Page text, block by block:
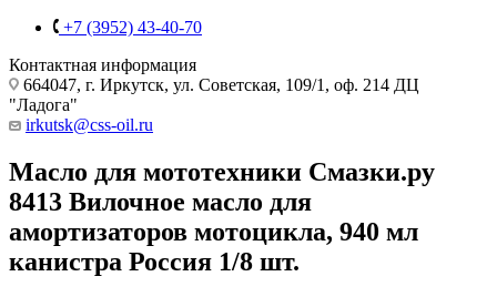
+7 (3952) 43-40-70
Контактная информация
664047, г. Иркутск, ул. Советская, 109/1, оф. 214 ДЦ
"Ладога"
irkutsk@css-oil.ru
Масло для мототехники Смазки.ру
8413 Вилочное масло для
амортизаторов мотоцикла, 940 мл
канистра Россия 1/8 шт.